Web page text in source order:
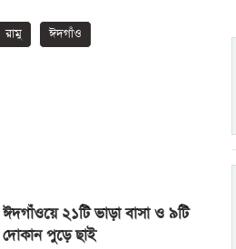
রামু ঈদগাঁও
ঈদগাঁওয়ে ২১টি ভাড়া বাসা ও ৯টি
দোকান পুড়ে ছাই